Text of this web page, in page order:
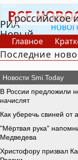
РИА
Новый
День
российское
Главное
В России
В
Спецпроекты
Последние